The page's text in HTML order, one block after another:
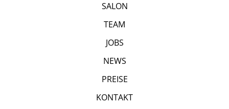
SALON
TEAM
JOBS
NEWS
PREISE
KONTAKT